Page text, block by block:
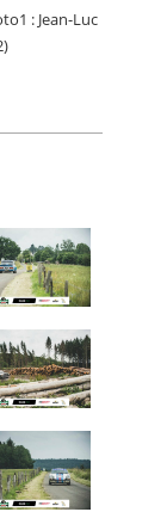
: Jean-Luc